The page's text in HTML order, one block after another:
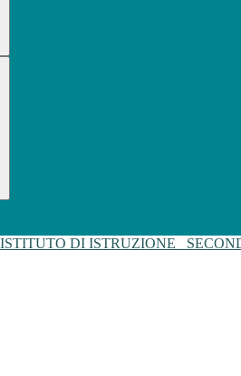
ISTITUTO DI ISTRUZIONE